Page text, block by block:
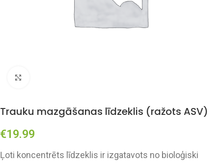
Trauku mazgāšanas līdzeklis (ražots ASV)
€19.99
Ļoti koncentrēts līdzeklis ir izgatavots no bioloģiski